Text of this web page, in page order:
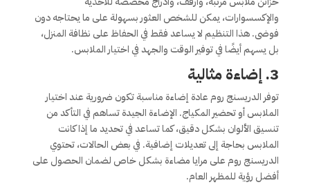
والإكسسوارات، يمكن للشخص العثور بسهولة على ما يحتاجه دون
فوضى. هذا التنظيم لا يساعد فقط في الحفاظ على نظافة المنزل،
بل يسهم أيضًا في توفير الوقت والجهد في اختيار الملابس.
3. إضاءة مثالية
توفر الدريسنج روم عادة إضاءة مناسبة تكون ضرورية عند اختيار
الملابس أو تحضير المكياج. الإضاءة الجيدة تساهم في التأكد من
تنسيق الألوان بشكل دقيق، كما تساعد في تحديد ما إذا كانت
الملابس بحاجة إلى تعديلات إضافية. في بعض الحالات، تحتوي
الدريسنج روم على مرايا مضاءة بشكل خاص لضمان الحصول على
أفضل رؤية للمظهر العام.